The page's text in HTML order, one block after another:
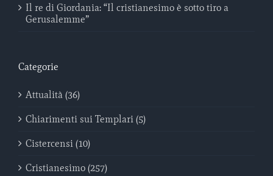
Il re di Giordania: “Il cristianesimo è sotto tiro a
Gerusalemme”
Categorie
Attualità (36)
Chiarimenti sui Templari (5)
Cistercensi (10)
Cristianesimo (257)